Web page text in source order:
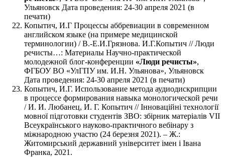
Ульяновск Дата проведения: 24-30 апреля 2021 (в
печати)
Копытич, И.Г Процессы аббревиации в современном
английском языке (на примере медицинской
терминологии) / В.-Е.И.Грязнова. И.Г.Копытич // Люди
речисты…: Материалы Научно-практической
молодежной блог-конференции «Люди речисты»,
ФГБОУ ВО «УлГПУ им. И.Н. Ульянова», Ульяновск
Дата проведения: 24-30 апреля 2021 (в печати)
Копытич, И.Г. Использование метода аудиодискрипции
в процессе формирования навыка монологической речи
/ И. И. Любанец, И. Г. Копытич // Інноваційні технології
мовної підготовки студентів ЗВО: збірник матеріалів VII
Всеукраїнського науково-практичного вебінару з
міжнародною участю (24 березня 2021). – Ж.:
Житомирський державний університет імен і Івана
Франка, 2021.